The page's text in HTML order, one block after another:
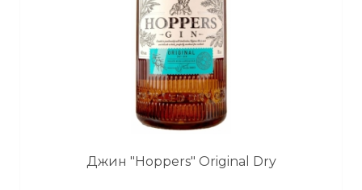
Джин "Hoppers" Original Dry